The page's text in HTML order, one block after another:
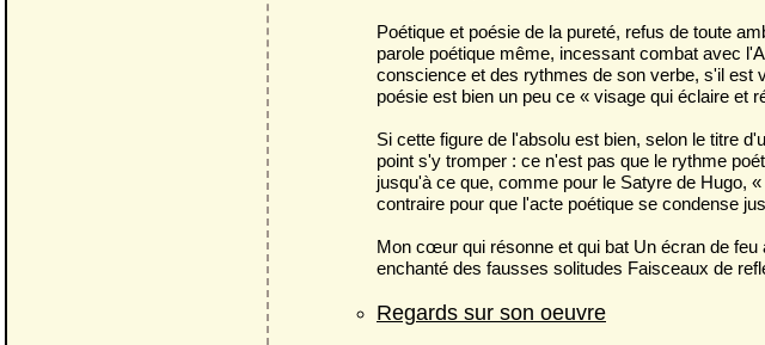
Poétique et poésie de la pureté, refus de toute
parole poétique même, incessant combat avec
conscience et des rythmes de son verbe, s'il est
poésie est bien un peu ce « visage qui éclaire et
Si cette figure de l'absolu est bien, selon le titre
point s'y tromper : ce n'est pas que le rythme
jusqu'à ce que, comme pour le Satyre de Hugo,
contraire pour que l'acte poétique se condense
Mon cœur qui résonne et qui bat Un écran de
enchanté des fausses solitudes Faisceaux de
Regards sur son oeuvre